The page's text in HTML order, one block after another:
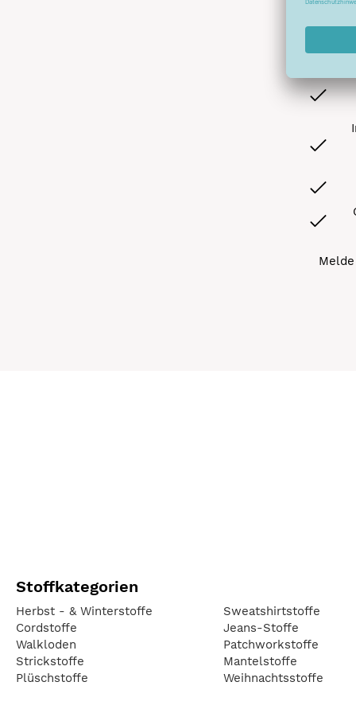
Stoffkategorien
Herbst - & Winterstoffe
Cordstoffe
Walkloden
Strickstoffe
Plüschstoffe
Sweatshirtstoffe
Jeans-Stoffe
Patchworkstoffe
Mantelstoffe
Weihnachtsstoffe